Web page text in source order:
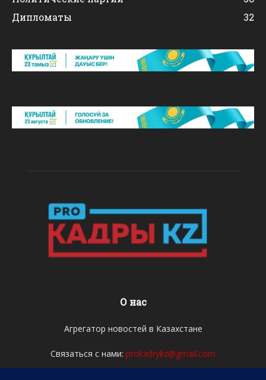
Дипломаты
32
О нас
Агрегатор новостей в Казахстане
Связаться с нами: prokadrykz@gmail.com